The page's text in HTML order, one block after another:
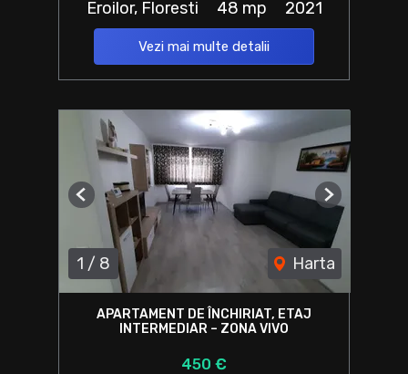
Eroilor, Floresti
48 mp 2021
Vezi mai multe detalii
1 / 8 Harta
Previous Next
APARTAMENT DE ÎNCHIRIAT, ETAJ
INTERMEDIAR – ZONA VIVO
450 €